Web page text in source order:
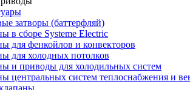
затворы (баттерфляй)
в сборе Systeme Electric
для фенкойлов и конвекторов
для холодных потолков
и приводы для холодильных систем
центральных систем теплоснабжения и